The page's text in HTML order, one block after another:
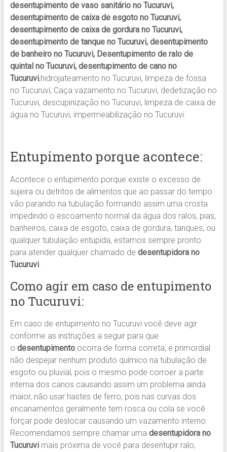
desentupimento de vaso sanitário no Tucuruvi,
desentupimento de caixa de esgoto no Tucuruvi,
desentupimento de caixa de gordura no Tucuruvi,
desentupimento de tanque no Tucuruvi, desentupimento
de banheiro no Tucuruvi, Desentupimento de ralo de
quintal no Tucuruvi, desentupimento de cano no
Tucuruvi,hidrojateamento no Tucuruvi, limpeza de fossa
no Tucuruvi, Caça vazamento no Tucuruvi, dedetização no
Tucuruvi, descupinização no Tucuruvi, limpeza de caixa de
água no Tucuruvi, impermeabilização no Tucuruvi.
Entupimento porque acontece:
Acontece o entupimento porque existe o excesso de
sujeira ou detritos de alimentos que ao passar do tempo
vão parando na tubulação formando assim uma crosta
impedindo o escoamento normal da água dos ralos, pias,
banheiros, caixa de esgoto, caixa de gordura, tanques, ou
qualquer tubulação entupida, estamos sempre pronto
para atender qualquer chamado de desentupidora no
Tucuruvi.
Como agir em caso de entupimento
no Tucuruvi:
Em caso de entupimento no Tucuruvi você deve agir
conforme as instruções a seguir para que
o desentupimentoocorra de forma correta, é primordial
não despejar nenhum produto químico na tubulação de
esgoto ou pluvial, pois o mesmo pode corroer a parte
interna dos canos causando assim um problema ainda
maior, não usar hastes de ferro, pois nas curvas dos
encanamentos geralmente tem rosca ou cola se você
forçar pode deslocar causando um vazamento interno.
Recomendamos sempre chamar uma desentupidora no
Tucuruvimais próxima de você para desentupir ralo,